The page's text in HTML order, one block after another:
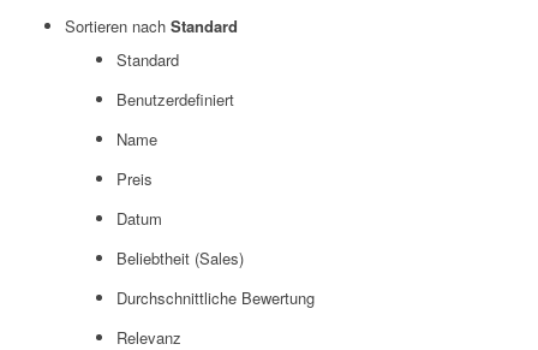
Sortieren nach Standard
Standard
Benutzerdefiniert
Name
Preis
Datum
Beliebtheit (Sales)
Durchschnittliche Bewertung
Relevanz